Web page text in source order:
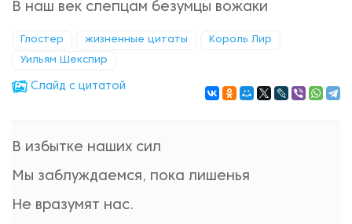
В наш век слепцам безумцы вожаки
Глостер жизненные цитаты Король Лир
Уильям Шекспир
Cлайд с цитатой
В избытке наших сил
Мы заблуждаемся, пока лишенья
Не вразумят нас.